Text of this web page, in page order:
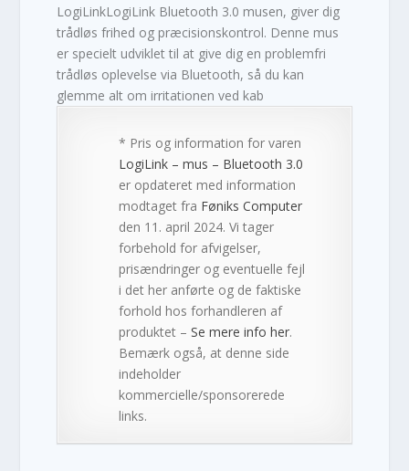
LogiLinkLogiLink Bluetooth 3.0 musen, giver dig
trådløs frihed og præcisionskontrol. Denne mus
er specielt udviklet til at give dig en problemfri
trådløs oplevelse via Bluetooth, så du kan
glemme alt om irritationen ved kab
* Pris og information for varen
LogiLink – mus – Bluetooth 3.0
er opdateret med information
modtaget fra Føniks Computer
den 11. april 2024. Vi tager
forbehold for afvigelser,
prisændringer og eventuelle fejl
i det her anførte og de faktiske
forhold hos forhandleren af
produktet –Se mere info her.
Bemærk også, at denne side
indeholder
kommercielle/sponsorerede
links.